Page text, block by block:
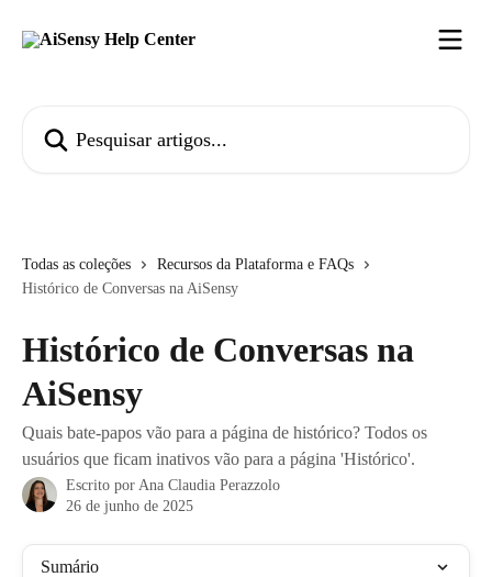
Todas as coleções
Recursos da Plataforma e FAQs
Histórico de Conversas na AiSensy
Histórico de Conversas na
AiSensy
Quais bate-papos vão para a página de histórico? Todos os
usuários que ficam inativos vão para a página 'Histórico'.
Escrito por Ana Claudia Perazzolo
26 de junho de 2025
Sumário